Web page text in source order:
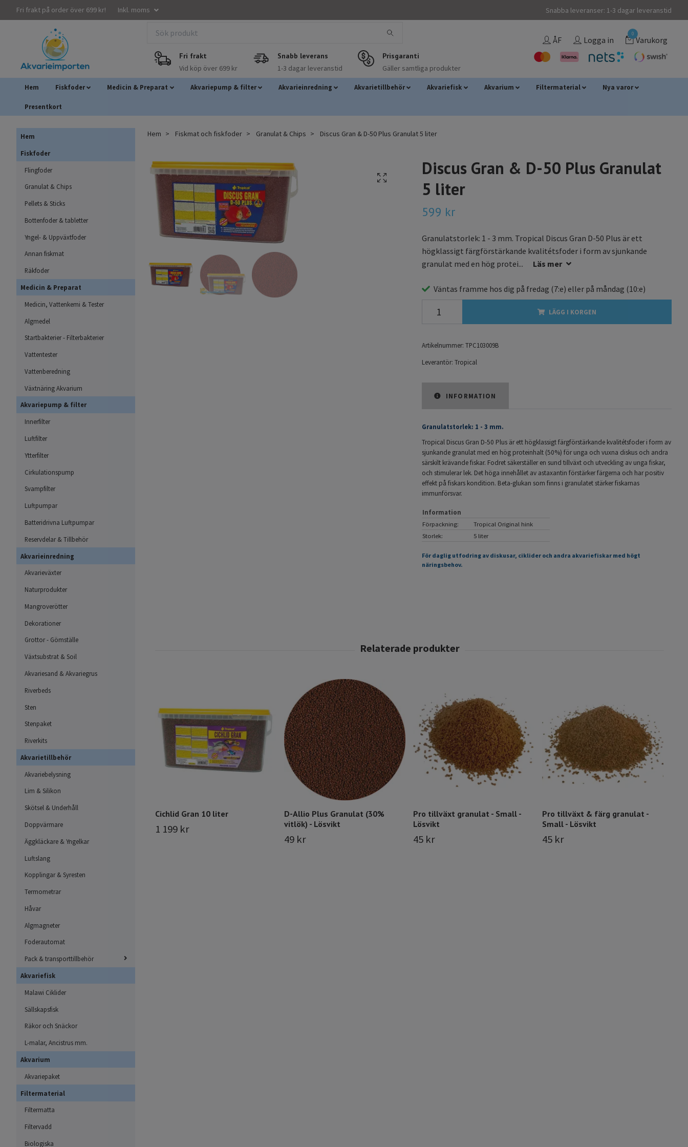
Fri frakt på order över 699 kr! Inkl. moms Snabba leveranser: 1-3 dagar leveranstid
Fri frakt
Vid köp över 699 kr
Snabb leverans
1-3 dagar leveranstid
Prisgaranti
Gäller samtliga produkter
ÅF Logga in
0
Varukorg
Hem Fiskfoder Medicin & Preparat Akvariepump & filter Akvarieinredning Akvarietillbehör Akvariefisk Akvarium Filtermaterial Nya varor
Presentkort
Hem
Fiskfoder
Flingfoder
Granulat & Chips
Pellets & Sticks
Bottenfoder & tabletter
Yngel- & Uppväxtfoder
Annan fiskmat
Räkfoder
Medicin & Preparat
Medicin, Vattenkemi & Tester
Algmedel
Startbakterier - Filterbakterier
Vattentester
Vattenberedning
Växtnäring Akvarium
Akvariepump & filter
Innerfilter
Luftfilter
Ytterfilter
Cirkulationspump
Svampfilter
Luftpumpar
Batteridrivna Luftpumpar
Reservdelar & Tillbehör
Akvarieinredning
Akvarieväxter
Naturprodukter
Mangroverötter
Dekorationer
Grottor - Gömställe
Växtsubstrat & Soil
Akvariesand & Akvariegrus
Riverbeds
Sten
Stenpaket
Riverkits
Akvarietillbehör
Akvariebelysning
Lim & Silikon
Skötsel & Underhåll
Doppvärmare
Äggkläckare & Yngelkar
Luftslang
Kopplingar & Syresten
Termometrar
Håvar
Algmagneter
Foderautomat
Pack & transporttillbehör
Akvariefisk
Malawi Ciklider
Sällskapsfisk
Räkor och Snäckor
L-malar, Ancistrus mm.
Akvarium
Akvariepaket
Filtermaterial
Filtermatta
Filtervadd
Biologiska
Hem Fiskmat och fiskfoder Granulat & Chips Discus Gran & D-50 Plus Granulat 5 liter
Discus Gran & D-50 Plus Granulat
5 liter
599 kr
Granulatstorlek: 1 - 3 mm. Tropical Discus Gran D-50 Plus är ett
högklassigt färgförstärkande kvalitétsfoder i form av sjunkande
granulat med en hög protei...
Läs mer
Väntas framme hos dig på fredag (7:e) eller på måndag (10:e)
LÄGG I KORGEN
Artikelnummer: TPC103009B
Leverantör: Tropical
INFORMATION
Granulatstorlek: 1 - 3 mm.
Tropical Discus Gran D-50 Plus är ett högklassigt färgförstärkande kvalitétsfoder i form av
sjunkande granulat med en hög proteinhalt (50%) för unga och vuxna diskus och andra
särskilt krävande fiskar. Fodret säkerställer en sund tillväxt och utveckling av unga fiskar,
och stimulerar lek. Det höga innehållet av astaxantin förstärker färgerna och har positiv
effekt på fiskars kondition. Beta-glukan som finns i granulatet stärker fiskarnas
immunförsvar.
Information
Förpackning:
Tropical Original hink
Storlek:
5 liter
För daglig utfodring av diskusar, ciklider och andra akvariefiskar med högt
näringsbehov.
Cichlid Gran 10 liter
1 199 kr
D-Allio Plus Granulat (30%
vitlök) - Lösvikt
49 kr
Pro tillväxt granulat - Small -
Lösvikt
45 kr
Pro tillväxt & färg granulat -
Small - Lösvikt
45 kr